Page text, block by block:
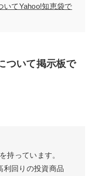
てYahoo!知恵袋で
いて掲示板で
持っています。
利回りの投資商品